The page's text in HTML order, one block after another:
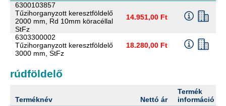
6300103857
Tűzihorganyzott keresztföldelő
2000 mm, Rd 10mm köracéllal
StFz
14.951,00 Ft
6303300002
Tűzihorganyzott keresztföldelő
3000 mm, StFz
18.280,00 Ft
rúdföldelő
Terméknév Nettó ár
Termék
információ